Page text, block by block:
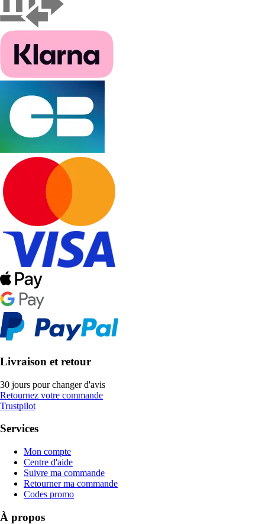
Livraison et retour
30 jours pour changer d'avis
Retournez votre commande
Trustpilot
Services
Mon compte
Centre d'aide
Suivre ma commande
Retourner ma commande
Codes promo
À propos